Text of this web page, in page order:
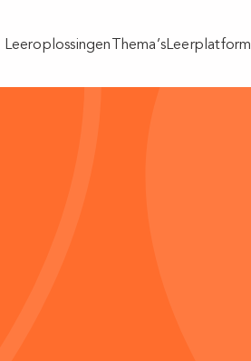
LeeroplossingenThema’sLeerplatform